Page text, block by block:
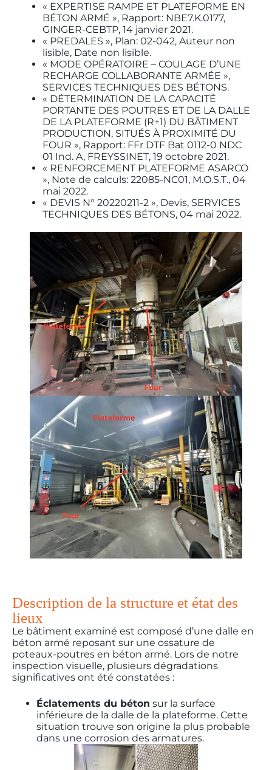
« EXPERTISE RAMPE ET PLATEFORME EN
BÉTON ARMÉ », Rapport: NBE7.K.0177,
GINGER-CEBTP, 14 janvier 2021.
« PREDALES », Plan: 02-042, Auteur non
lisible, Date non lisible.
« MODE OPÉRATOIRE – COULAGE D’UNE
RECHARGE COLLABORANTE ARMÉE »,
SERVICES TECHNIQUES DES BÉTONS.
« DÉTERMINATION DE LA CAPACITÉ
PORTANTE DES POUTRES ET DE LA DALLE
DE LA PLATEFORME (R+1) DU BÂTIMENT
PRODUCTION, SITUÉS À PROXIMITÉ DU
FOUR », Rapport: FFr DTF Bat 0112-0 NDC
01 Ind. A, FREYSSINET, 19 octobre 2021.
« RENFORCEMENT PLATEFORME ASARCO
», Note de calculs: 22085-NC01, M.O.S.T., 04
mai 2022.
« DEVIS N° 20220211-2 », Devis, SERVICES
TECHNIQUES DES BÉTONS, 04 mai 2022.
Description de la structure et état des
lieux
Le bâtiment examiné est composé d’une dalle en
béton armé reposant sur une ossature de
poteaux-poutres en béton armé. Lors de notre
inspection visuelle, plusieurs dégradations
significatives ont été constatées :
Éclatements du béton sur la surface
inférieure de la dalle de la plateforme. Cette
situation trouve son origine la plus probable
dans une corrosion des armatures.